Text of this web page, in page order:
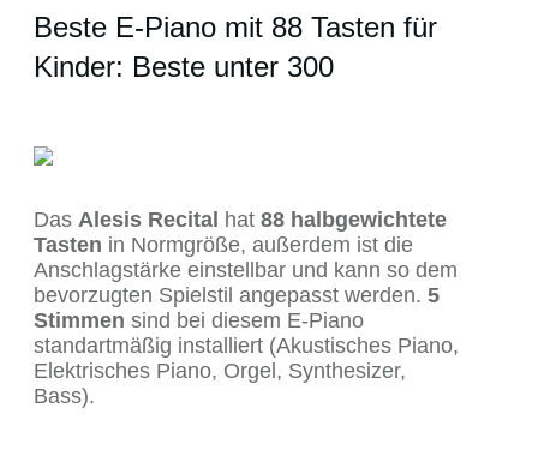
Beste E-Piano mit 88 Tasten für
Kinder: Beste unter 300
Das Alesis Recital hat 88 halbgewichtete
Tasten in Normgröße, außerdem ist die
Anschlagstärke einstellbar und kann so dem
bevorzugten Spielstil angepasst werden. 5
Stimmen sind bei diesem E-Piano
standartmäßig installiert (Akustisches Piano,
Elektrisches Piano, Orgel, Synthesizer,
Bass).